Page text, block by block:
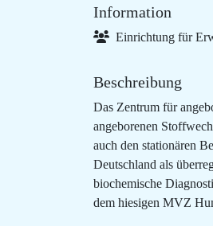
Information
Einrichtung für
Beschreibung
Das Zentrum für
angeborenen
auch den stationären
Deutschland als
biochemische
dem hiesigen MVZ